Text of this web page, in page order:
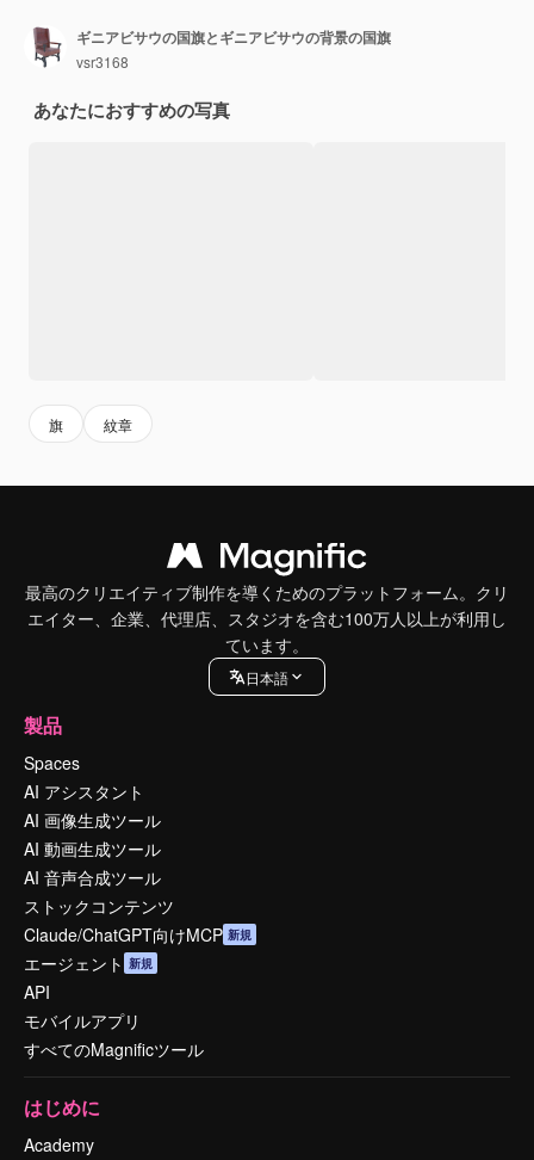
ギニアビサウの国旗とギニアビサウの背景の国旗
vsr3168
あなたにおすすめの写真
旗 紋章
最高のクリエイティブ制作を導くためのプラットフォーム。クリ
エイター、企業、代理店、スタジオを含む100万人以上が利用し
ています。
日本語
製品
Spaces
AI アシスタント
AI 画像生成ツール
AI 動画生成ツール
AI 音声合成ツール
ストックコンテンツ
Claude/ChatGPT向けMCP 新規
エージェント 新規
API
モバイルアプリ
すべてのMagnificツール
はじめに
Academy